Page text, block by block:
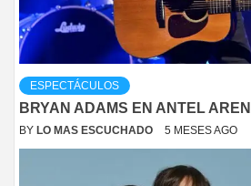
ESPECTÁCULOS
BRYAN ADAMS EN ANTEL
BY LO MAS ESCUCHADO 5 MESES AGO